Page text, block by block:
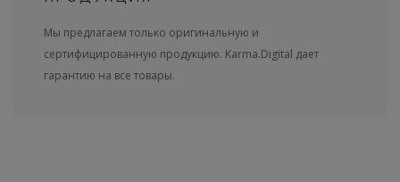
Мы предлагаем только оригинальную и
сертифицированную продукцию. Karma.Digital дает
гарантию на все товары.